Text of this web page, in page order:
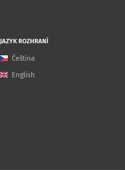
JAZYK ROZHRANÍ
Čeština
English